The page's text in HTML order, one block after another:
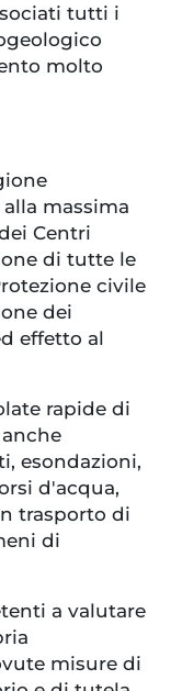
tutti i
molto
massima
Centri
di tutte le
civile
dei
effetto al
rapide di
esondazioni,
d'acqua,
trasporto di
di
a valutare
misure di